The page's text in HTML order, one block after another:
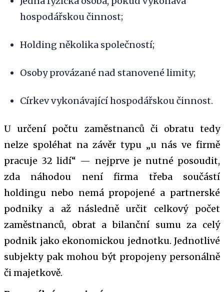
hospodářskou činnost;
Holding několika společností;
Osoby provázané nad stanovené limity;
Církev vykonávající hospodářskou činnost.
U určení počtu zaměstnanců či obratu tedy
nelze spoléhat na závěr typu „u nás ve firmě
pracuje 32 lidí“ — nejprve je nutné posoudit,
zda náhodou není firma třeba součástí
holdingu nebo nemá propojené a partnerské
podniky a až následně určit celkový počet
zaměstnanců, obrat a bilanční sumu za celý
podnik jako ekonomickou jednotku. Jednotlivé
subjekty pak mohou být propojeny personálně
či majetkově.